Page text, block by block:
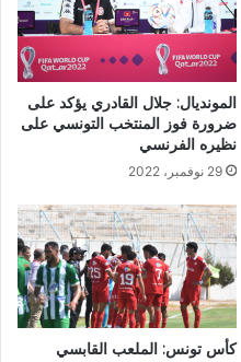
المونديال: جلال القادري يؤكد على
ضرورة فوز المنتخب التونسي على
نظيره الفرنسي
29 نوفمبر، 2022
كأس تونس: الملعب القابسي